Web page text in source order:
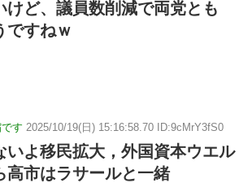
けど、議員数削減で両党とも
ですねｗ
す 2025/10/19(日) 15:16:58.70 ID:9cMrY3fS0
いよ移民拡大，外国資本ウエル
高市はラサールと一緒